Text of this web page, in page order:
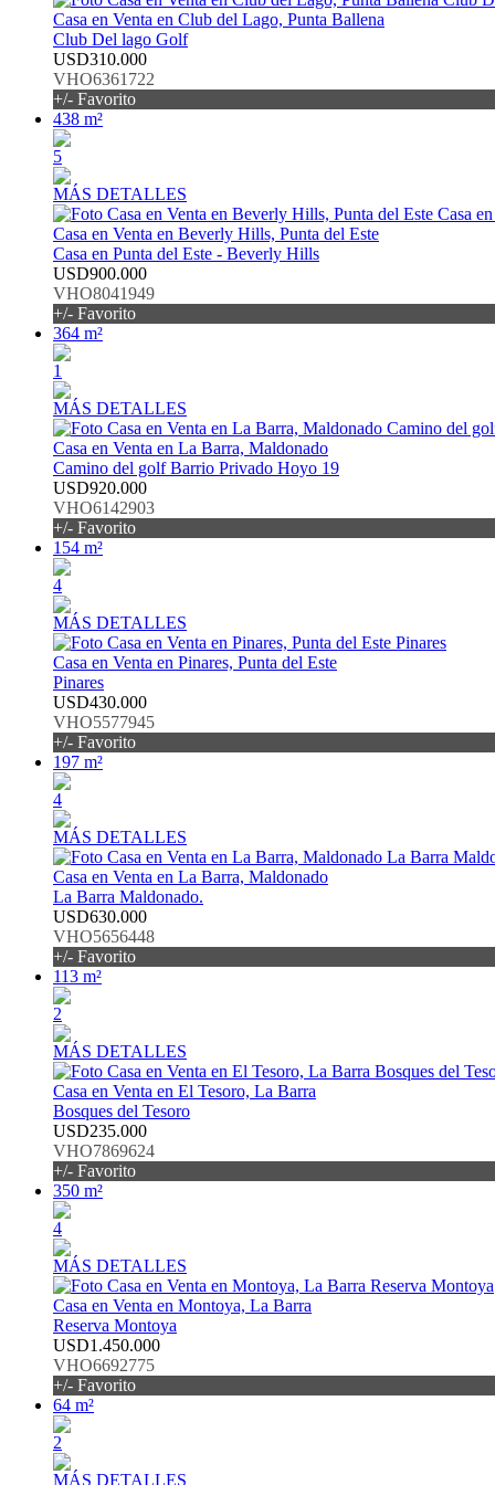
Casa en Venta en Club del Lago, Punta Ballena
Club Del lago Golf
USD310.000
VHO6361722
+/- Favorito
438 m²
5
MÁS DETALLES
Casa en Venta en Beverly Hills, Punta del Este
Casa en Punta del Este - Beverly Hills
USD900.000
VHO8041949
+/- Favorito
364 m²
1
MÁS DETALLES
Casa en Venta en La Barra, Maldonado
Camino del golf Barrio Privado Hoyo 19
USD920.000
VHO6142903
+/- Favorito
154 m²
4
MÁS DETALLES
Casa en Venta en Pinares, Punta del Este
Pinares
USD430.000
VHO5577945
+/- Favorito
197 m²
4
MÁS DETALLES
Casa en Venta en La Barra, Maldonado
La Barra Maldonado.
USD630.000
VHO5656448
+/- Favorito
113 m²
2
MÁS DETALLES
Casa en Venta en El Tesoro, La Barra
Bosques del Tesoro
USD235.000
VHO7869624
+/- Favorito
350 m²
4
MÁS DETALLES
Casa en Venta en Montoya, La Barra
Reserva Montoya
USD1.450.000
VHO6692775
+/- Favorito
64 m²
2
MÁS DETALLES